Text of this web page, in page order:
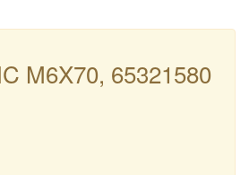
M6X70, 65321580